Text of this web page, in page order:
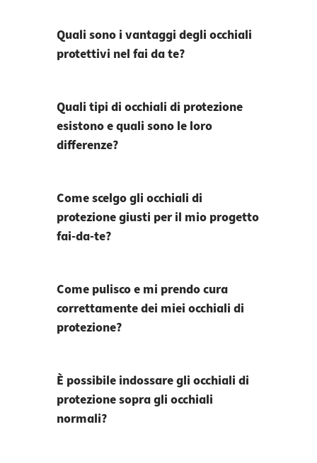
Quali sono i vantaggi degli occhiali
protettivi nel fai da te?
Quali tipi di occhiali di protezione
esistono e quali sono le loro
differenze?
Come scelgo gli occhiali di
protezione giusti per il mio progetto
fai-da-te?
Come pulisco e mi prendo cura
correttamente dei miei occhiali di
protezione?
È possibile indossare gli occhiali di
protezione sopra gli occhiali
normali?